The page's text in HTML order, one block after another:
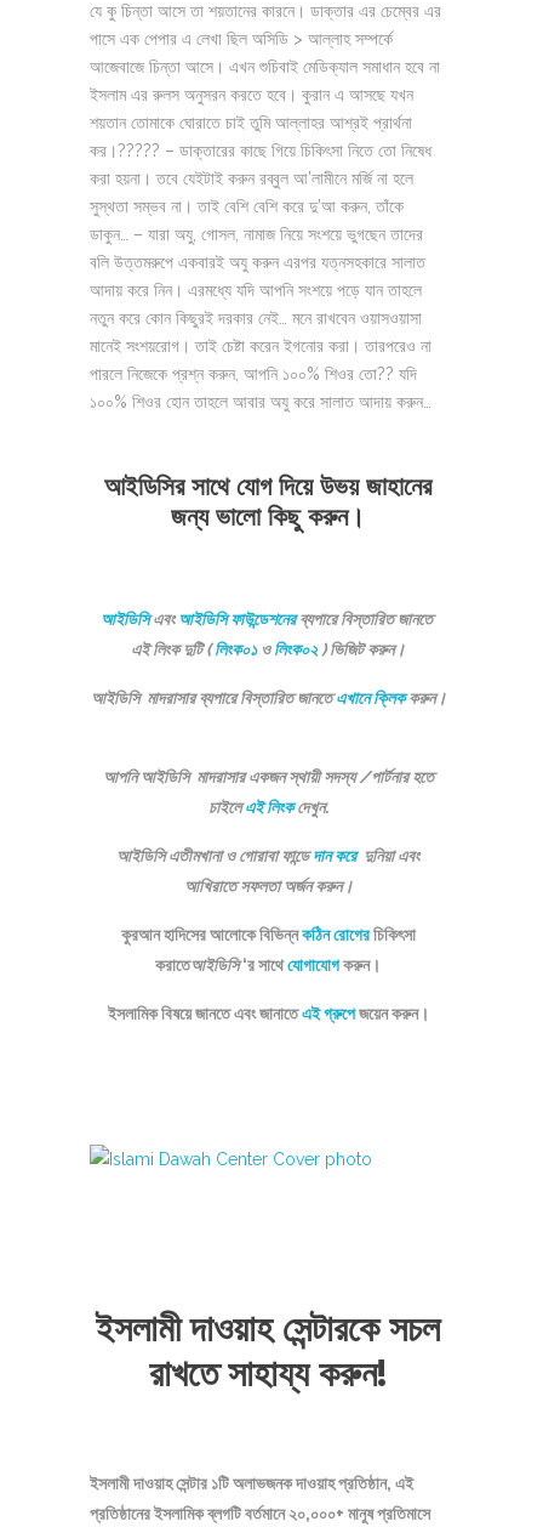
যে কু চিন্তা আসে তা শয়তানের কারনে। ডাক্তার এর চেম্বের এর
পাসে এক পেপার এ লেখা ছিল অসিডি > আল্লাহ সম্পর্কে
আজেবাজে চিন্তা আসে। এখন শুচিবাই মেডিক্যাল সমাধান হবে না
ইসলাম এর রুলস অনুসরন করতে হবে। কুরান এ আসছে যখন
শয়তান তোমাকে ঘোরাতে চাই তুমি আল্লাহর আশ্রই প্রার্থনা
কর।????? – ডাক্তারের কাছে গিয়ে চিকিৎসা নিতে তো নিষেধ
করা হয়না। তবে যেইটাই করুন রব্বুল আ’লামীনে মর্জি না হলে
সুস্থতা সম্ভব না। তাই বেশি বেশি করে দু’আ করুন, তাঁকে
ডাকুন… – যারা অযু, গোসল, নামাজ নিয়ে সংশয়ে ভুগছেন তাদের
বলি উত্তমরুপে একবারই অযু করুন এরপর যত্নসহকারে সালাত
আদায় করে নিন। এরমধ্যে যদি আপনি সংশয়ে পড়ে যান তাহলে
নতুন করে কোন কিছুরই দরকার নেই… মনে রাখবেন ওয়াসওয়াসা
মানেই সংশয়রোগ। তাই চেষ্টা করেন ইগনোর করা। তারপরেও না
পারলে নিজেকে প্রশ্ন করুন, আপনি ১০০% শিওর তো?? যদি
১০০% শিওর হোন তাহলে আবার অযু করে সালাত আদায় করুন…
আইডিসির সাথে যোগ দিয়ে উভয় জাহানের
জন্য ভালো কিছু করুন।
আইডিসিএবংআইডিসি ফাউন্ডেশনেরব্যপারে বিস্তারিত জানতে
এই লিংক দুটি (লিংক০১ওলিংক০২ ) ভিজিট করুন।
আইডিসি মাদরাসার ব্যপারে বিস্তারিত জানতেএখানে ক্লিককরুন।
আপনি আইডিসি মাদরাসার একজন স্থায়ী সদস্য /পার্টনার হতে
চাইলেএই লিংকদেখুন.
আইডিসি এতীমখানা ও গোরাবা ফান্ডেদান করে দুনিয়া এবং
আখিরাতে সফলতা অর্জন করুন।
কুরআন হাদিসের আলোকে বিভিন্নকঠিন রোগেরচিকিৎসা
করাতেআইডিসি‘র সাথেযোগাযোগকরুন।
ইসলামিক বিষয়ে জানতে এবং জানাতেএই গ্রুপেজয়েন করুন।
ইসলামী দাওয়াহ সেন্টারকে সচল
রাখতে সাহায্য করুন!
ইসলামী দাওয়াহ সেন্টার ১টি অলাভজনক দাওয়াহ প্রতিষ্ঠান, এই
প্রতিষ্ঠানের ইসলামিক ব্লগটি বর্তমানে ২০,০০০+ মানুষ প্রতিমাসে